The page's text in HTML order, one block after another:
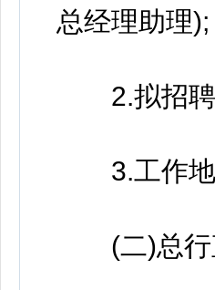
总经理助理);
2.拟招聘
3.工作地
(二)总行